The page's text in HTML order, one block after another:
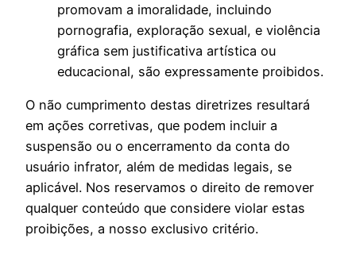
promovam a imoralidade, incluindo
pornografia, exploração sexual, e violência
gráfica sem justificativa artística ou
educacional, são expressamente proibidos.
O não cumprimento destas diretrizes resultará
em ações corretivas, que podem incluir a
suspensão ou o encerramento da conta do
usuário infrator, além de medidas legais, se
aplicável. Nos reservamos o direito de remover
qualquer conteúdo que considere violar estas
proibições, a nosso exclusivo critério.